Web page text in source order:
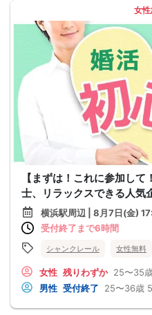
女性
【まずは！これに参加し
士、リラックスできる人気
横浜駅周辺 | 8月7日(金)
受付終了まで6時間
シャンクレール 女性無料
女性 残りわずか 25〜35
男性 受付終了 25〜36歳